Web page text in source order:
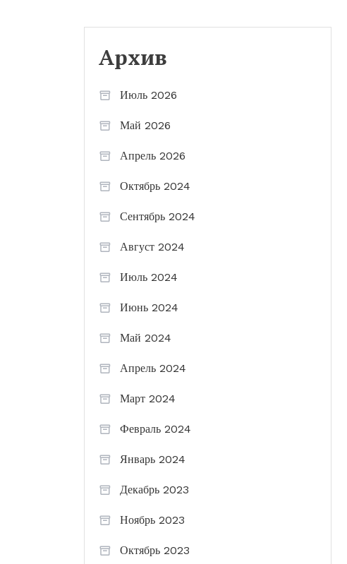
Архив
Июль 2026
Май 2026
Апрель 2026
Октябрь 2024
Сентябрь 2024
Август 2024
Июль 2024
Июнь 2024
Май 2024
Апрель 2024
Март 2024
Февраль 2024
Январь 2024
Декабрь 2023
Ноябрь 2023
Октябрь 2023